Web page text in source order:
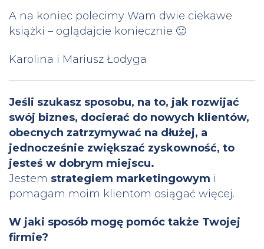
A na koniec polecimy Wam dwie ciekawe
książki – oglądajcie koniecznie 🙂
Karolina i Mariusz Łodyga
Jeśli szukasz sposobu, na to, jak rozwijać
swój biznes, docierać do nowych klientów,
obecnych zatrzymywać na dłużej, a
jednocześnie zwiększać zyskowność, to
jesteś w dobrym miejscu.
Jestem strategiem marketingowym i
pomagam moim klientom osiągać więcej.
W jaki sposób mogę pomóc także Twojej
firmie?